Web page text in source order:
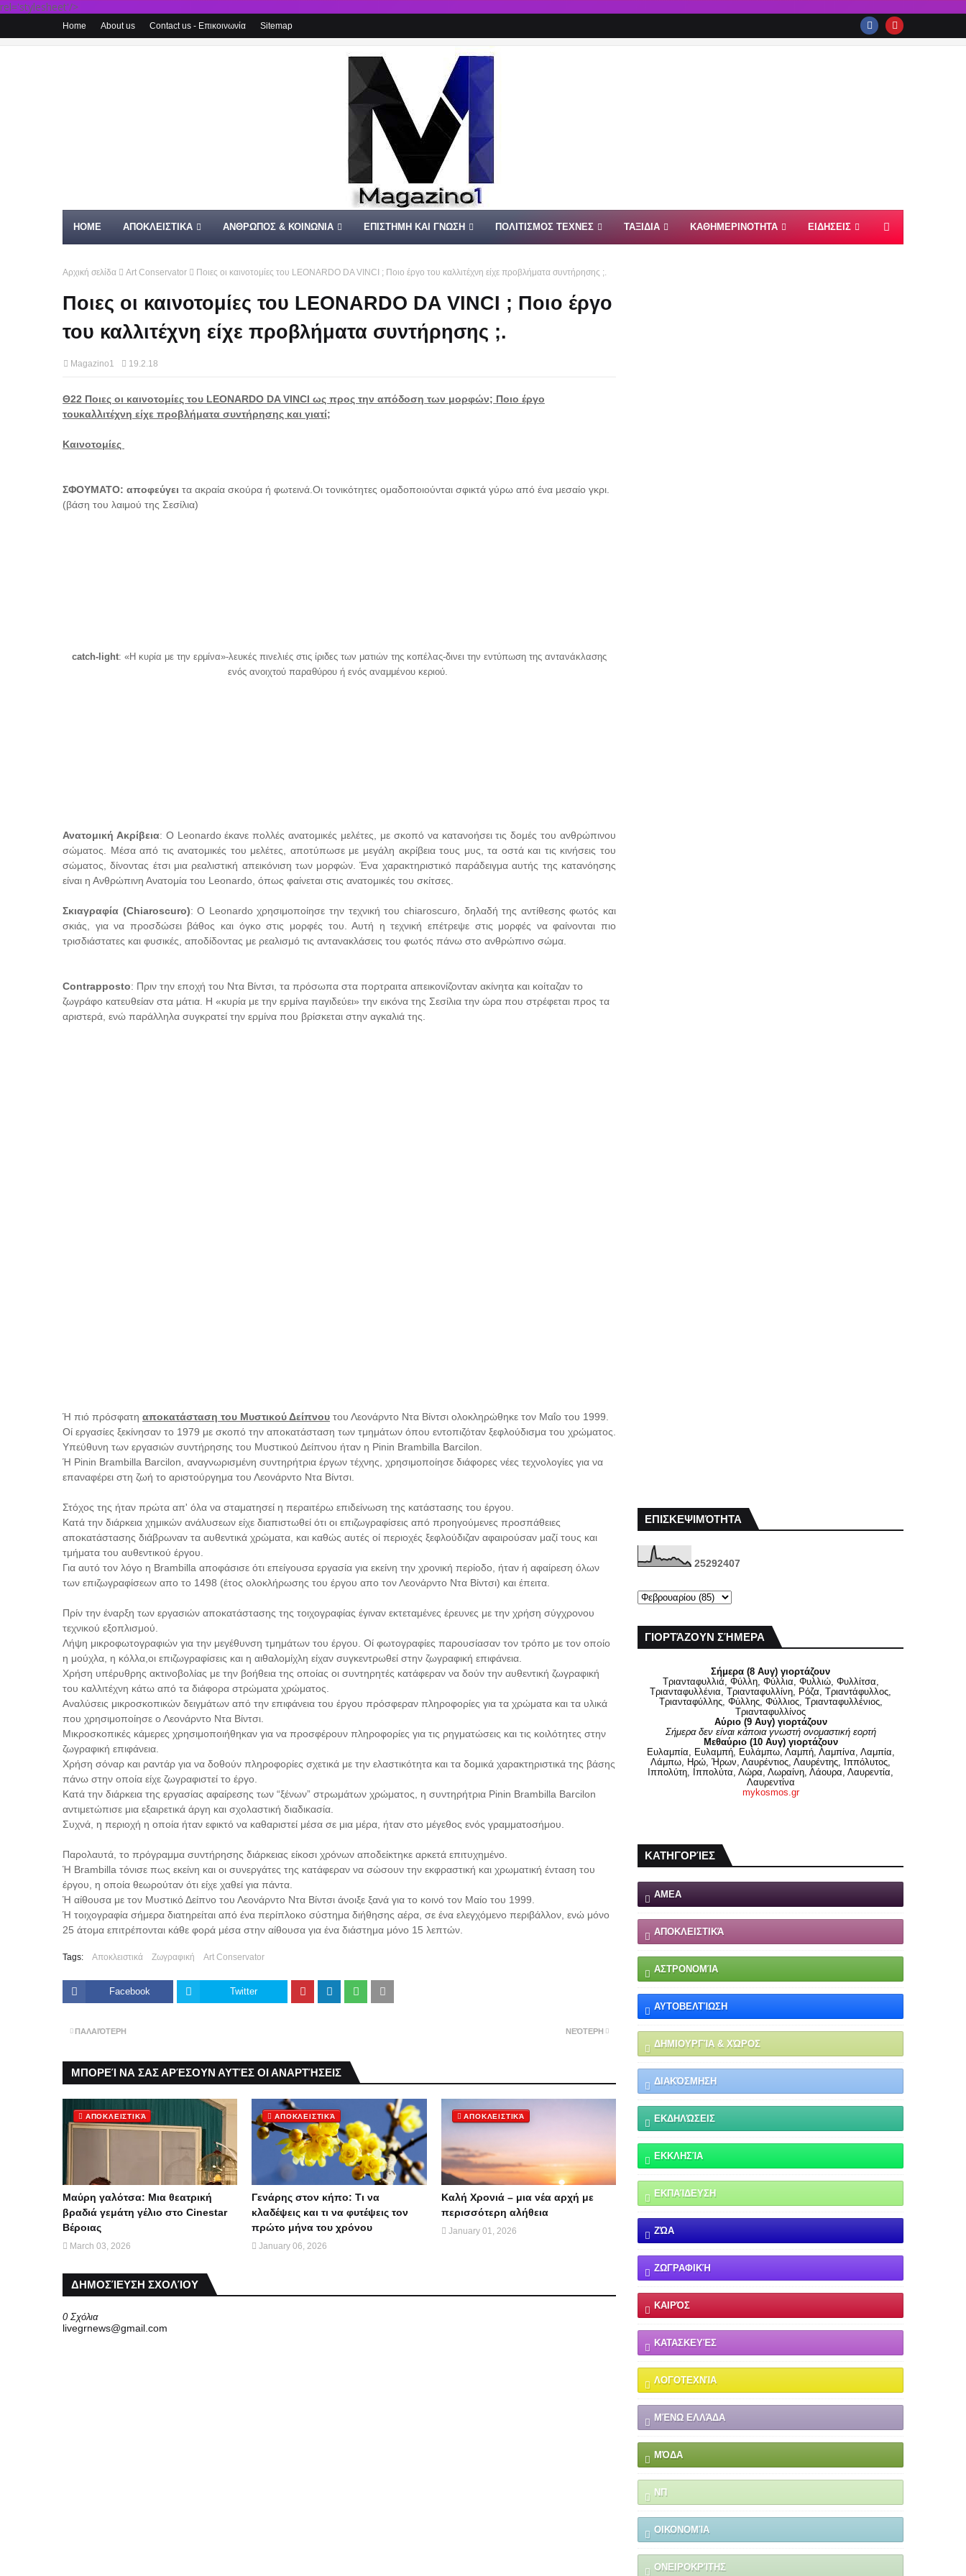
rel='stylesheet'/>
Home About us Contact us - Επικοινωνία Sitemap
HOME ΑΠΟΚΛΕΙΣΤΙΚΑ ΑΝΘΡΩΠΟΣ & ΚΟΙΝΩΝΙΑ ΕΠΙΣΤΗΜΗ ΚΑΙ ΓΝΩΣΗ ΠΟΛΙΤΙΣΜΟΣ ΤΕΧΝΕΣ ΤΑΞΙΔΙΑ ΚΑΘΗΜΕΡΙΝΟΤΗΤΑ ΕΙΔΗΣΕΙΣ
Αρχική σελίδα Art Conservator Ποιες οι καινοτομίες του LEONARDO DA VINCI ; Ποιο έργο του καλλιτέχνη είχε προβλήματα συντήρησης ;.
Ποιες οι καινοτομίες του LEONARDO DA VINCI ; Ποιο έργο
του καλλιτέχνη είχε προβλήματα συντήρησης ;.
Magazino1 19.2.18
Θ22 Ποιες οι καινοτομίες του LEONARDO DA VINCI ως προς την απόδοση των μορφών; Ποιο έργο
τουκαλλιτέχνη είχε προβλήματα συντήρησης και γιατί;
Καινοτομίες
ΣΦΟΥΜΑΤΟ: αποφεύγει τα ακραία σκούρα ή φωτεινά.Οι τονικότητες ομαδοποιούνται σφικτά γύρω από ένα μεσαίο γκρι.
(βάση του λαιμού της Σεσίλια)
catch-light: «Η κυρία με την ερμίνα»-λευκές πινελιές στις ίριδες των ματιών της κοπέλας-δινει την εντύπωση της αντανάκλασης
ενός ανοιχτού παραθύρου ή ενός αναμμένου κεριού.
Ανατομική Ακρίβεια: Ο Leonardo έκανε πολλές ανατομικές μελέτες, με σκοπό να κατανοήσει τις δομές του ανθρώπινου
σώματος. Μέσα από τις ανατομικές του μελέτες, αποτύπωσε με μεγάλη ακρίβεια τους μυς, τα οστά και τις κινήσεις του
σώματος, δίνοντας έτσι μια ρεαλιστική απεικόνιση των μορφών. Ένα χαρακτηριστικό παράδειγμα αυτής της κατανόησης
είναι η Ανθρώπινη Ανατομία του Leonardo, όπως φαίνεται στις ανατομικές του σκίτσες.
Σκιαγραφία (Chiaroscuro): Ο Leonardo χρησιμοποίησε την τεχνική του chiaroscuro, δηλαδή της αντίθεσης φωτός και
σκιάς, για να προσδώσει βάθος και όγκο στις μορφές του. Αυτή η τεχνική επέτρεψε στις μορφές να φαίνονται πιο
τρισδιάστατες και φυσικές, αποδίδοντας με ρεαλισμό τις αντανακλάσεις του φωτός πάνω στο ανθρώπινο σώμα.
Contrapposto: Πριν την εποχή του Ντα Βίντσι, τα πρόσωπα στα πορτραιτα απεικονίζονταν ακίνητα και κοίταζαν το
ζωγράφο κατευθείαν στα μάτια. Η «κυρία με την ερμίνα παγιδεύει» την εικόνα της Σεσίλια την ώρα που στρέφεται προς τα
αριστερά, ενώ παράλληλα συγκρατεί την ερμίνα που βρίσκεται στην αγκαλιά της.
Ή πιό πρόσφατη αποκατάσταση του Μυστικού Δείπνου του Λεονάρντο Ντα Βίντσι ολοκληρώθηκε τον Μαΐο του 1999.
Οί εργασίες ξεκίνησαν το 1979 με σκοπό την αποκατάσταση των τμημάτων όπου εντοπιζόταν ξεφλούδισμα του χρώματος.
Υπεύθυνη των εργασιών συντήρησης του Μυστικού Δείπνου ήταν η Pinin Brambilla Barcilon.
Ή Pinin Brambilla Barcilon, αναγνωρισμένη συντηρήτρια έργων τέχνης, χρησιμοποίησε διάφορες νέες τεχνολογίες για να
επαναφέρει στη ζωή το αριστούργημα του Λεονάρντο Ντα Βίντσι.
Στόχος της ήταν πρώτα απ' όλα να σταματησεί η περαιτέρω επιδείνωση της κατάστασης του έργου.
Κατά την διάρκεια χημικών ανάλυσεων είχε διαπιστωθεί ότι οι επιζωγραφίσεις από προηγούμενες προσπάθειες
αποκατάστασης διάβρωναν τα αυθεντικά χρώματα, και καθώς αυτές οί περιοχές ξεφλούδιζαν αφαιρούσαν μαζί τους και
τμήματα του αυθεντικού έργου.
Για αυτό τον λόγο η Brambilla αποφάσισε ότι επείγουσα εργασία για εκείνη την χρονική περίοδο, ήταν ή αφαίρεση όλων
των επιζωγραφίσεων απο το 1498 (έτος ολοκλήρωσης του έργου απο τον Λεονάρντο Ντα Βίντσι) και έπειτα.
Πρίν την έναρξη των εργασιών αποκατάστασης της τοιχογραφίας έγιναν εκτεταμένες έρευνες με την χρήση σύγχρονου
τεχνικού εξοπλισμού.
Λήψη μικροφωτογραφιών για την μεγέθυνση τμημάτων του έργου. Οί φωτογραφίες παρουσίασαν τον τρόπο με τον οποίο
η μούχλα, η κόλλα,οι επιζωγραφίσεις και η αιθαλομίχλη είχαν συγκεντρωθεί στην ζωγραφική επιφάνεια.
Χρήση υπέρυθρης ακτινοβολίας με την βοήθεια της οποίας οι συντηρητές κατάφεραν να δούν την αυθεντική ζωγραφική
του καλλιτέχνη κάτω από τα διάφορα στρώματα χρώματος.
Αναλύσεις μικροσκοπικών δειγμάτων από την επιφάνεια του έργου πρόσφεραν πληροφορίες για τα χρώματα και τα υλικά
που χρησιμοποίησε ο Λεονάρντο Ντα Βίντσι.
Μικροσκοπικές κάμερες χρησιμοποιήθηκαν για να προσφέρουν πληροφορίες για τις ρηγματώσεις και τις κοιλότητες στην
ζωγραφική επιφάνεια.
Χρήση σόναρ και ραντάρ για να δοθούν πληροφορίες σχετικά με την ελαστικότητα και τα δομικά χαρακτηριστικά της βάσης
πάνω στην οποία είχε ζωγραφιστεί το έργο.
Κατά την διάρκεια της εργασίας αφαίρεσης των “ξένων” στρωμάτων χρώματος, η συντηρήτρια Pinin Brambilla Barcilon
αντιμετώπισε μια εξαιρετικά άργη και σχολαστική διαδικασία.
Συχνά, η περιοχή η οποία ήταν εφικτό να καθαριστεί μέσα σε μια μέρα, ήταν στο μέγεθος ενός γραμματοσήμου.
Παρολαυτά, το πρόγραμμα συντήρησης διάρκειας είκοσι χρόνων αποδείκτηκε αρκετά επιτυχημένο.
Ή Brambilla τόνισε πως εκείνη και οι συνεργάτες της κατάφεραν να σώσουν την εκφραστική και χρωματική ένταση του
έργου, η οποία θεωρούταν ότι είχε χαθεί για πάντα.
Ή αίθουσα με τον Μυστικό Δείπνο του Λεονάρντο Ντα Βίντσι άνοιξε ξανά για το κοινό τον Μαίο του 1999.
Ή τοιχογραφία σήμερα διατηρείται από ένα περίπλοκο σύστημα διήθησης αέρα, σε ένα ελεγχόμενο περιβάλλον, ενώ μόνο
25 άτομα επιτρέπονται κάθε φορά μέσα στην αίθουσα για ένα διάστημα μόνο 15 λεπτών.
Tags: Αποκλειστικά Ζωγραφική Art Conservator
Facebook Twitter
ΝΕΌΤΕΡΗ
ΠΑΛΑΙΌΤΕΡΗ
ΜΠΟΡΕΊ ΝΑ ΣΑΣ ΑΡΈΣΟΥΝ ΑΥΤΈΣ ΟΙ ΑΝΑΡΤΉΣΕΙΣ
ΑΠΟΚΛΕΙΣΤΙΚΆ
Μαύρη γαλότσα: Μια θεατρική
βραδιά γεμάτη γέλιο στο Cinestar
Βέροιας
March 03, 2026
ΑΠΟΚΛΕΙΣΤΙΚΆ
Γενάρης στον κήπο: Τι να
κλαδέψεις και τι να φυτέψεις τον
πρώτο μήνα του χρόνου
January 06, 2026
ΑΠΟΚΛΕΙΣΤΙΚΆ
Καλή Χρονιά – μια νέα αρχή με
περισσότερη αλήθεια
January 01, 2026
ΔΗΜΟΣΊΕΥΣΗ ΣΧΟΛΊΟΥ
0 Σχόλια
livegrnews@gmail.com
ΕΠΙΣΚΕΨΙΜΌΤΗΤΑ
25292407
ΓΙΟΡΤΆΖΟΥΝ ΣΉΜΕΡΑ
Σήμερα (8 Αυγ) γιορτάζουν
Τριανταφυλλιά, Φύλλη, Φύλλια, Φυλλιώ, Φυλλίτσα,
Τριανταφυλλένια, Τριανταφυλλίνη, Ρόζα, Τριαντάφυλλος,
Τριανταφύλλης, Φύλλης, Φύλλιος, Τριανταφυλλένιος,
Τριανταφυλλίνος
Αύριο (9 Αυγ) γιορτάζουν
Σήμερα δεν είναι κάποια γνωστή ονομαστική εορτή
Μεθαύριο (10 Αυγ) γιορτάζουν
Ευλαμπία, Ευλαμπή, Ευλάμπω, Λαμπή, Λαμπίνα, Λαμπία,
Λάμπω, Ηρώ, Ήρων, Λαυρέντιος, Λαυρέντης, Ιππόλυτος,
Ιππολύτη, Ιππολύτα, Λώρα, Λωραίνη, Λάουρα, Λαυρεντία,
Λαυρεντίνα
mykosmos.gr
ΚΑΤΗΓΟΡΊΕΣ
ΑΜΕΑ
ΑΠΟΚΛΕΙΣΤΙΚΆ
ΑΣΤΡΟΝΟΜΊΑ
ΑΥΤΟΒΕΛΤΊΩΣΗ
ΔΗΜΙΟΥΡΓΊΑ & ΧΏΡΟΣ
ΔΙΑΚΌΣΜΗΣΗ
ΕΚΔΗΛΏΣΕΙΣ
ΕΚΚΛΗΣΊΑ
ΕΚΠΑΊΔΕΥΣΗ
ΖΏΑ
ΖΩΓΡΑΦΙΚΉ
ΚΑΙΡΌΣ
ΚΑΤΑΣΚΕΥΈΣ
ΛΟΓΟΤΕΧΝΊΑ
ΜΈΝΩ ΕΛΛΆΔΑ
ΜΌΔΑ
ΝΠ
ΟΙΚΟΝΟΜΊΑ
ΟΝΕΙΡΟΚΡΊΤΗΣ